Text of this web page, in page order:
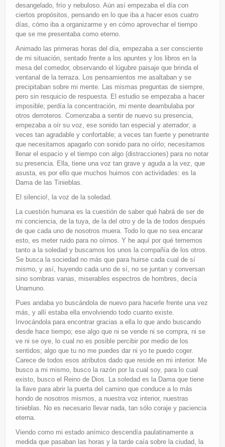
desangelado, frío y nebuloso. Aún así empezaba el día con
ciertos propósitos, pensando en lo que iba a hacer esos cuatro
días, cómo iba a organizarme y en cómo aprovechar el tiempo
que se me presentaba como eterno.
Animado las primeras horas del día, empezaba a ser consciente
de mi situación, sentado frente a los apuntes y los libros en la
mesa del comedor, observando el lúgubre paisaje que brinda el
ventanal de la terraza. Los pensamientos me asaltaban y se
precipitaban sobre mi mente. Las mismas preguntas de siempre,
pero sin resquicio de respuesta. El estudio se empezaba a hacer
imposible; perdía la concentración, mi mente deambulaba por
otros derroteros. Comenzaba a sentir de nuevo su presencia,
empezaba a oír su voz, ese sonido tan especial y aterrador; a
veces tan agradable y confortable; a veces tan fuerte y penetrante
que necesitamos apagarlo con sonido para no oírlo; necesitamos
llenar el espacio y el tiempo con algo (distracciones) para no notar
su presencia. Ella, tiene una voz tan grave y aguda a la vez, que
asusta, es por ello que muchos huimos con actividades: es la
Dama de las Tinieblas.
El silencio!, la voz de la soledad.
La cuestión humana es la cuestión de saber qué habrá de ser de
mi conciencia, de la tuya, de la del otro y de la de todos después
de que cada uno de nosotros muera. Todo lo que no sea encarar
esto, es meter ruido para no oírnos. Y he aquí por qué tememos
tanto a la soledad y buscamos los unos la compañía de los otros.
Se busca la sociedad no más que para huirse cada cual de sí
mismo, y así, huyendo cada uno de sí, no se juntan y conversan
sino sombras vanas, miserables espectros de hombres, decía
Unamuno.
Pues andaba yo buscándola de nuevo para hacerle frente una vez
más, y allí estaba ella envolviendo todo cuanto existe.
Invocándola para encontrar gracias a ella lo que ando buscando
desde hace tiempo; ese algo que ni se vende ni se compra, ni se
ve ni se oye, lo cual no es posible percibir por medio de los
sentidos; algo que tu no me puedes dar ni yo te puedo coger.
Carece de todos esos atributos dado que reside en mi interior. Me
busco a mi mismo, busco la razón por la cual soy, para lo cual
existo, busco el Reino de Dios. La soledad es la Dama que tiene
la llave para abrir la puerta del camino que conduce a lo más
hondo de nosotros mismos, a nuestra voz interior, nuestras
tinieblas. No es necesario llevar nada, tan sólo coraje y paciencia
eterna.
Viendo como mi estado anímico descendía paulatinamente a
medida que pasaban las horas y la tarde caía sobre la ciudad, la